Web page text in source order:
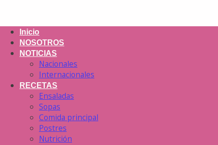
Inicio
NOSOTROS
NOTICIAS
Nacionales
Internacionales
RECETAS
Ensaladas
Sopas
Comida principal
Postres
Nutrición